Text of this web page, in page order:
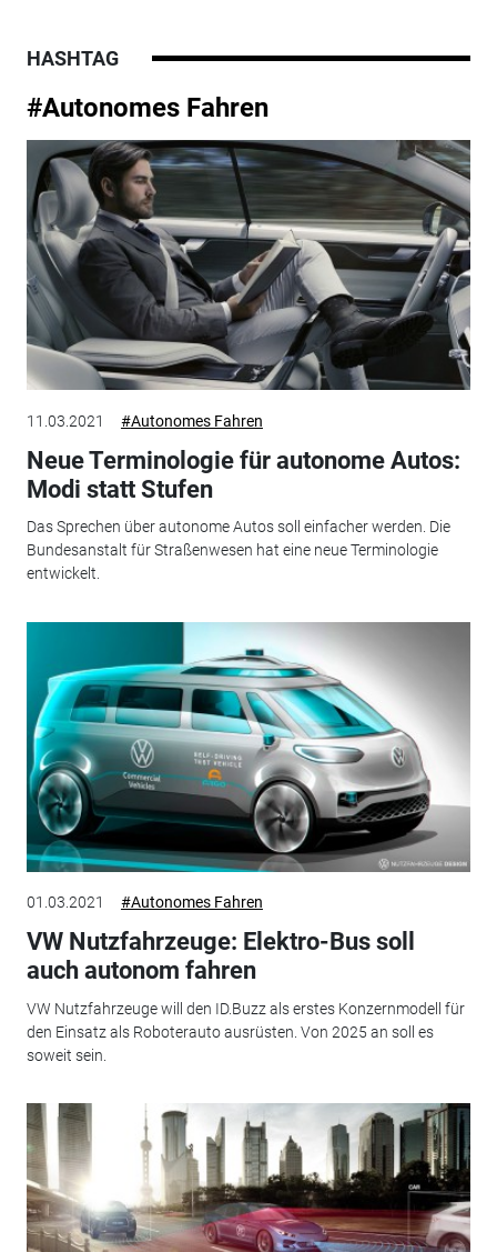
HASHTAG
#Autonomes Fahren
11.03.2021 #Autonomes Fahren
Neue Terminologie für autonome Autos:
Modi statt Stufen
Das Sprechen über autonome Autos soll einfacher werden. Die
Bundesanstalt für Straßenwesen hat eine neue Terminologie
entwickelt.
01.03.2021 #Autonomes Fahren
VW Nutzfahrzeuge: Elektro-Bus soll
auch autonom fahren
VW Nutzfahrzeuge will den ID.Buzz als erstes Konzernmodell für
den Einsatz als Roboterauto ausrüsten. Von 2025 an soll es
soweit sein.